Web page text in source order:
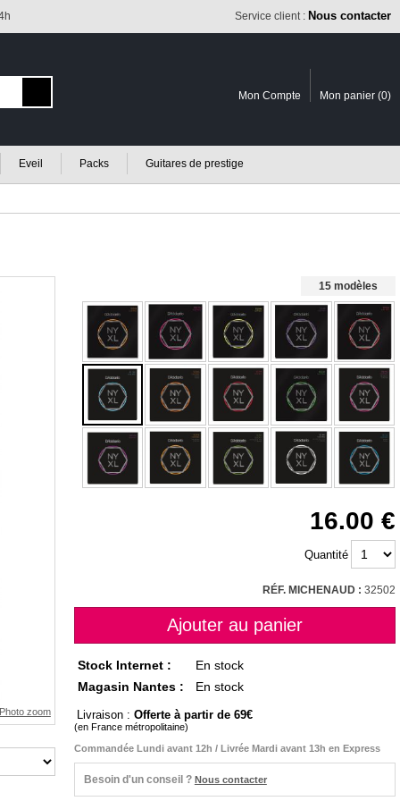
Service client : Nous contacter
Mon Compte Mon panier (0)
Eveil Packs Guitares de prestige
15 modèles
16.00
Quantité
RÉF. MICHENAUD : 32502
Stock Internet :
En stock
Magasin Nantes :
En stock
Livraison : Offerte à partir de 69
(en France métropolitaine)
Commandée Lundi avant 12h / Livrée Mardi avant 13h en Express
Besoin d'un conseil ? Nous contacter